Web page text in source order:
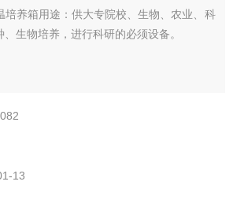
培养箱用途：供大专院校、生物、农业、科
生物培养，进行科研的必须设备。
13